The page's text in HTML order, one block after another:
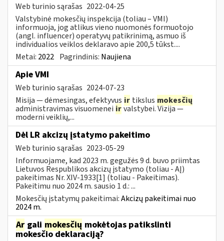
Web turinio sąrašas 2022-04-25
Valstybinė mokesčių inspekcija (toliau – VMI)
informuoja, jog atlikus vieno nuomonės formuotojo
(angl. influencer) operatyvų patikrinimą, asmuo iš
individualios veiklos deklaravo apie 200,5 tūkst....
Metai: 2022 Pagrindinis: Naujiena
Apie VMI
Web turinio sąrašas 2024-07-23
Misija — dėmesingas, efektyvus ir tikslus mokesčių
administravimas visuomenei irvalstybei. Vizija —
moderni veiklių,...
Dėl LR akcizų įstatymo pakeitimo
Web turinio sąrašas 2023-05-29
Informuojame, kad 2023 m. gegužės 9 d. buvo priimtas
Lietuvos Respublikos akcizų įstatymo (toliau - AĮ)
pakeitimas Nr. XIV-1933[1] (toliau - Pakeitimas).
Pakeitimu nuo 2024 m. sausio 1 d.: ...
Mokesčių įstatymų pakeitimai:Akcizų pakeitimai nuo
2024 m.
Ar gali mokesčių mokėtojas patikslinti
mokesčio deklaraciją?